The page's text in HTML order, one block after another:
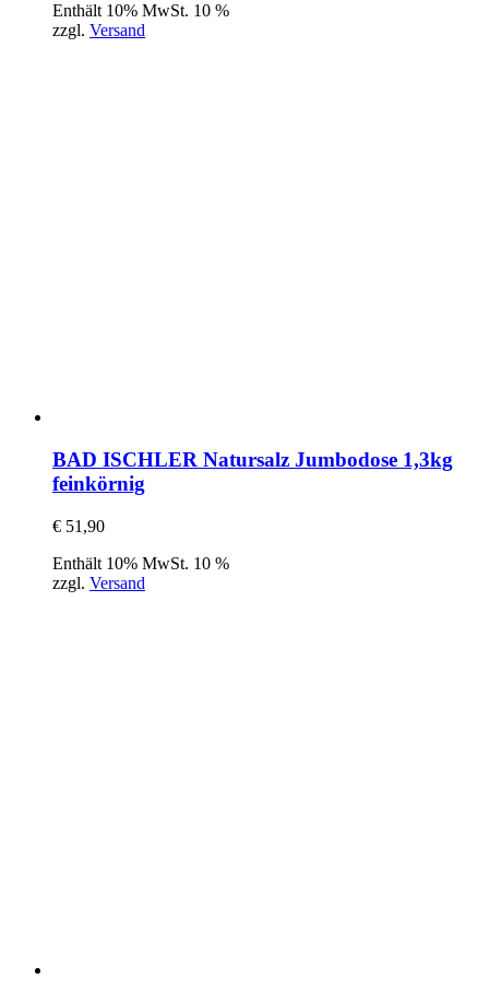
Enthält 10% MwSt. 10 %
zzgl. Versand
BAD ISCHLER Natursalz Jumbodose 1,3kg
feinkörnig
€ 51,90
Enthält 10% MwSt. 10 %
zzgl. Versand